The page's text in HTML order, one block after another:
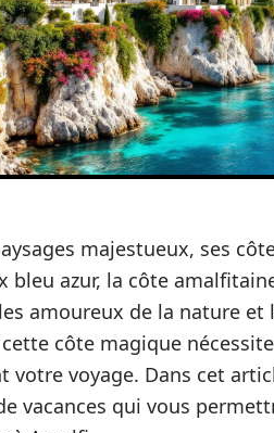
majestueux, ses
bleu azur, la côte
amoureux de la nature
côte magique
votre voyage. Dans cet
vacances qui vous